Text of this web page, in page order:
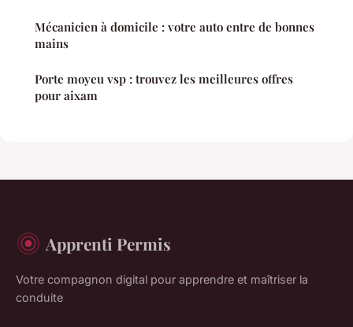
Mécanicien à domicile : votre auto entre de bonnes
mains
Porte moyeu vsp : trouvez les meilleures offres
pour aixam
Apprenti Permis
Votre compagnon digital pour apprendre et maîtriser la
conduite